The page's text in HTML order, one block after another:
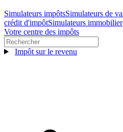
Simulateurs impôtsSimulateurs de
crédit d'impôtSimulateurs immobilier
Votre centre des impôts
Impôt sur le revenu